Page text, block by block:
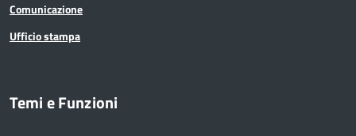
Comunicazione
Ufficio stampa
Temi e Funzioni